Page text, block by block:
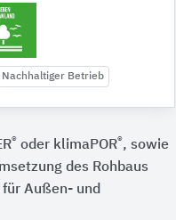
Nachhaltiger Betrieb
® oder klimaPOR®, sowie
des Rohbaus
Außen- und